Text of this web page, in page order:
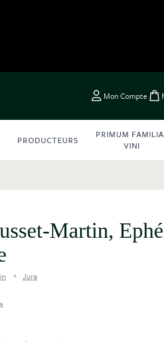
Mon Compte
PRODUCTEURS
PRIMUM
VINI
Martin,
Jura